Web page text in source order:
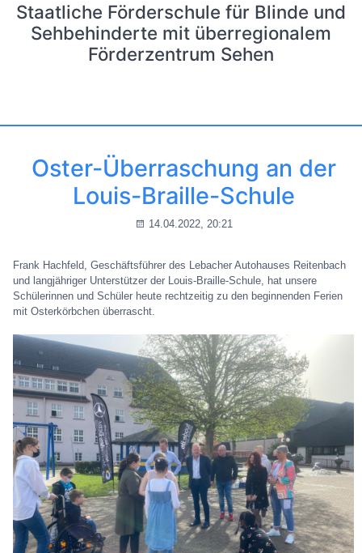
Staatliche Förderschule für Blinde und
Sehbehinderte mit überregionalem
Förderzentrum Sehen
Oster-Überraschung an der
Louis-Braille-Schule
14.04.2022, 20:21
Frank Hachfeld, Geschäftsführer des Lebacher Autohauses Reitenbach
und langjähriger Unterstützer der Louis-Braille-Schule, hat unsere
Schülerinnen und Schüler heute rechtzeitig zu den beginnenden Ferien
mit Osterkörbchen überrascht.